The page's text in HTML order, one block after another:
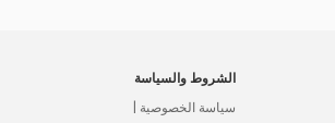
الشروط والسياسة
سياسة الخصوصية |